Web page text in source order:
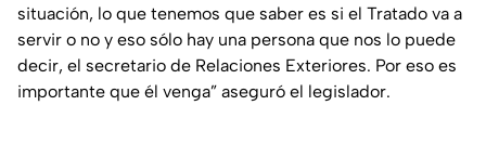
situación, lo que tenemos que saber es si el Tratado va a
servir o no y eso sólo hay una persona que nos lo puede
decir, el secretario de Relaciones Exteriores. Por eso es
importante que él venga” aseguró el legislador.